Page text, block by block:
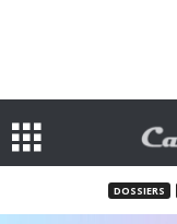
DOSSIERS